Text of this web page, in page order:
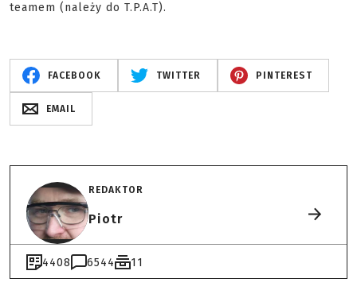
teamem (należy do T.P.A.T).
FACEBOOK TWITTER PINTEREST
EMAIL
REDAKTOR
Piotr
4408 6544 11